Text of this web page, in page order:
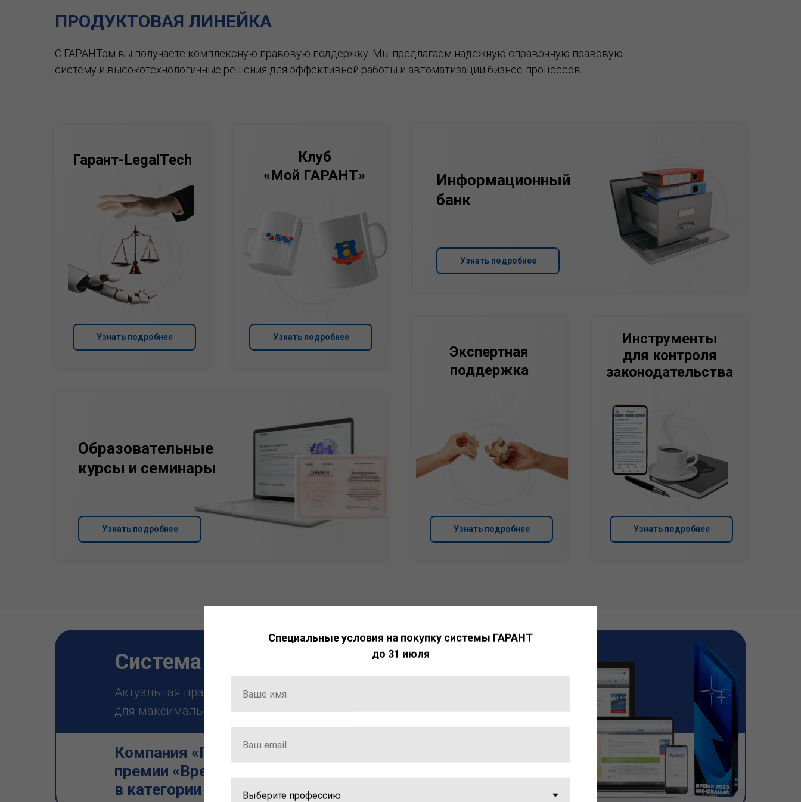
ПРОДУКТОВАЯ ЛИНЕЙКА
С ГАРАНТом вы получаете комплексную правовую поддержку. Мы предлагаем надежную справочную правовую
систему и высокотехнологичные решения для эффективной работы и автоматизации бизнес-процессов.
Узнать подробнее
Информационный
банк
Узнать подробнее
Экспертная
поддержка
Узнать подробнее
Инструменты
для контроля
законодательства
Узнать подробнее
Клуб
«Мой ГАРАНТ»
Узнать подробнее
Образовательные
курсы и семинары
Узнать подробнее
Гарант-LegalTech
Компания «Гарант» стала победителем
премии «Время инноваций — 2025»
в категории «Искусственный интеллект»
Система ГАРАНТ
Актуальная правовая информация и инструменты
для максимально эффективной работы с ней.
Специальные условия на покупку системы ГАРАНТ
до 31 июля